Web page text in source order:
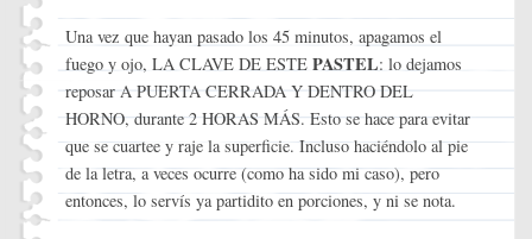
Una vez que hayan pasado los 45 minutos, apagamos el
fuego y ojo, LA CLAVE DE ESTE PASTEL: lo dejamos
reposar A PUERTA CERRADA Y DENTRO DEL
HORNO, durante 2 HORAS MÁS. Esto se hace para evitar
que se cuartee y raje la superficie. Incluso haciéndolo al pie
de la letra, a veces ocurre (como ha sido mi caso), pero
entonces, lo servís ya partidito en porciones, y ni se nota.